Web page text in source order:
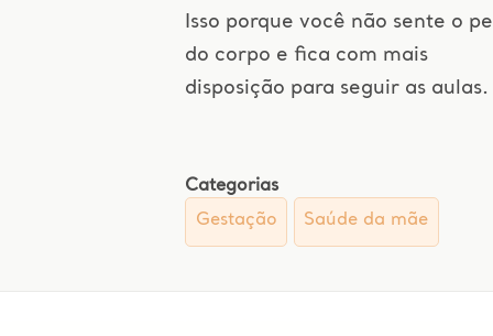
Isso porque você não sente o
do corpo e fica com mais
disposição para seguir as aulas.
Categorias
Gestação
Saúde da mãe